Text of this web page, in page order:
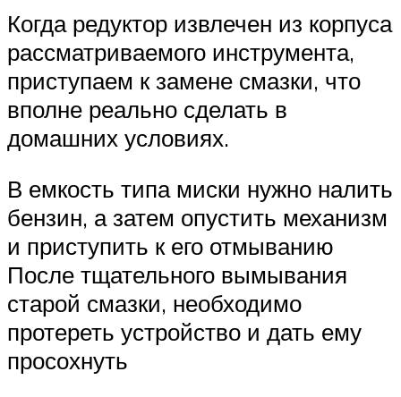
Когда редуктор извлечен из корпуса
рассматриваемого инструмента,
приступаем к замене смазки, что
вполне реально сделать в
домашних условиях.
В емкость типа миски нужно налить
бензин, а затем опустить механизм
и приступить к его отмыванию
После тщательного вымывания
старой смазки, необходимо
протереть устройство и дать ему
просохнуть